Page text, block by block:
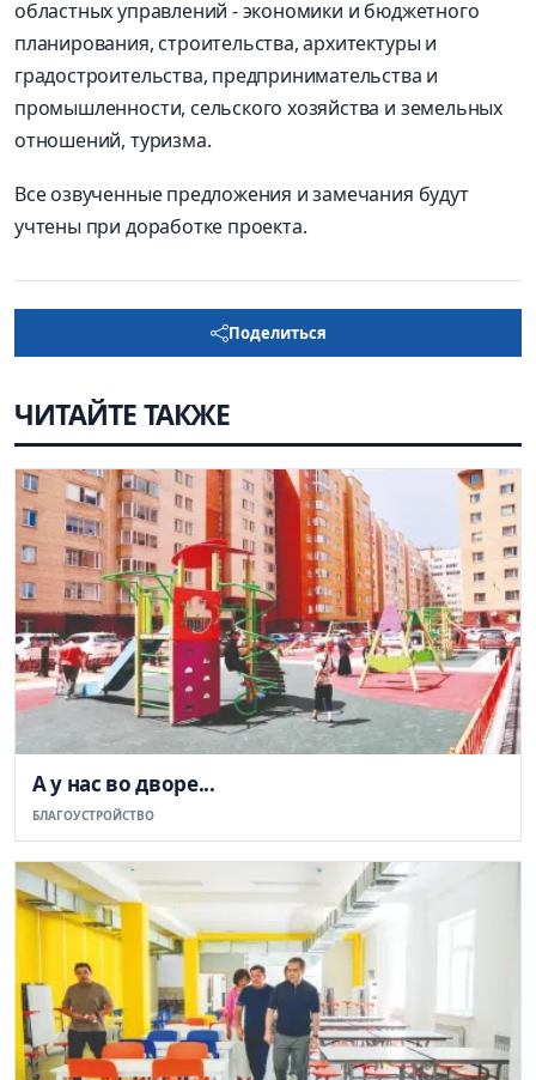
областных управлений - экономики и бюджетного
планирования, строительства, архитектуры и
градостроительства, предпринимательства и
промышленности, сельского хозяйства и земельных
отношений, туризма.
Все озвученные предложения и замечания будут
учтены при доработке проекта.
Поделиться
ЧИТАЙТЕ ТАКЖЕ
А у нас во дворе...
БЛАГОУСТРОЙСТВО